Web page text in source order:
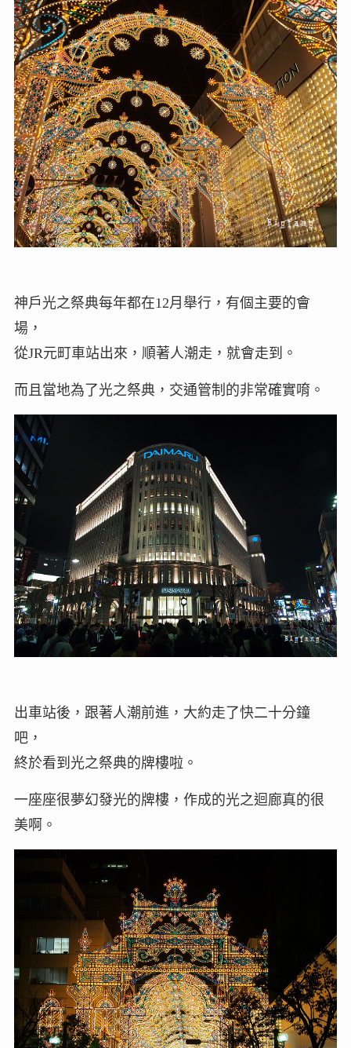
神戶光之祭典每年都在12月舉行，有個主要的會
場，
從JR元町車站出來，順著人潮走，就會走到。
而且當地為了光之祭典，交通管制的非常確實唷。
出車站後，跟著人潮前進，大約走了快二十分鐘
吧，
終於看到光之祭典的牌樓啦。
一座座很夢幻發光的牌樓，作成的光之迴廊真的很
美啊。